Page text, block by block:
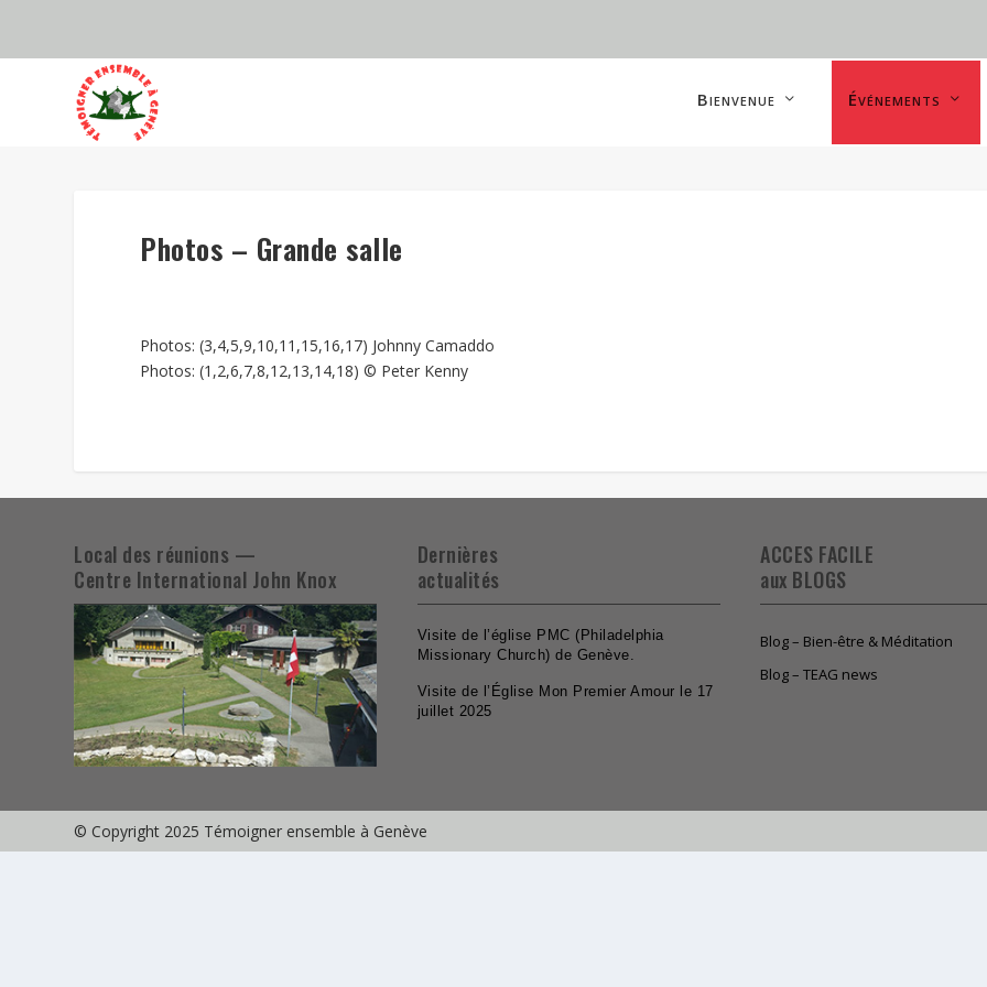
Bienvenue Événements
Photos – Grande salle
Photos: (3,4,5,9,10,11,15,16,17) Johnny Camaddo
Photos: (1,2,6,7,8,12,13,14,18) © Peter Kenny
Local des réunions —
Centre International John Knox
Dernières
actualités
Visite de l’église PMC (Philadelphia
Missionary Church) de Genève.
Visite de l’Église Mon Premier Amour le 17
juillet 2025
ACCES FACILE
aux BLOGS
Blog – Bien-être & Méditation
Blog – TEAG news
© Copyright 2025 Témoigner ensemble à Genève